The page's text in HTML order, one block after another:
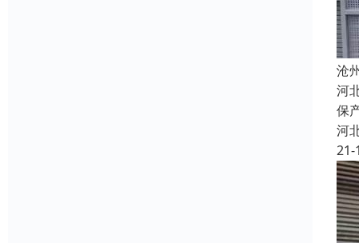
沧
河
保
河
21-